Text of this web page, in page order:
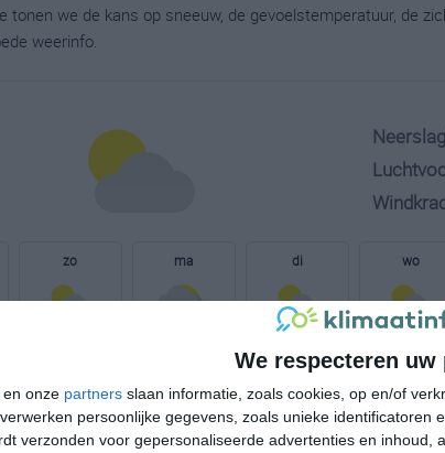
We respecteren uw
en onze partners slaan informatie, zoals cookies, op en/of
persoonlijke gegevens, zoals unieke identificatoren
verzonden voor gepersonaliseerde advertenties en inhoud,
we de kans op sneeuw, de gevoelstemperatuur, de
weerinfo.
zo ma di wo
15°C 13°C 13°C 20°C 27°C